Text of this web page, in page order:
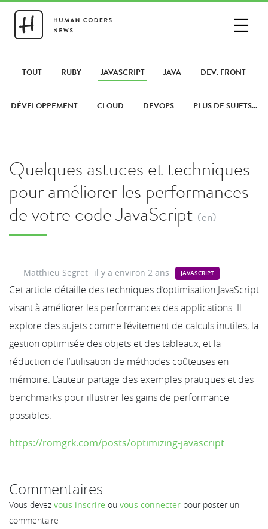
☰
PARTAGER UN LIEN
TOUT RUBY JAVASCRIPT JAVA DEV. FRONT
DÉVELOPPEMENT CLOUD DEVOPS PLUS DE SUJETS...
Quelques astuces et techniques
pour améliorer les performances
de votre code JavaScript (en)
Matthieu Segret il y a environ 2 ans JAVASCRIPT
Cet article détaille des techniques d’optimisation JavaScript
visant à améliorer les performances des applications. Il
explore des sujets comme l’évitement de calculs inutiles, la
gestion optimisée des objets et des tableaux, et la
réduction de l’utilisation de méthodes coûteuses en
mémoire. L’auteur partage des exemples pratiques et des
benchmarks pour illustrer les gains de performance
possibles.
https://romgrk.com/posts/optimizing-javascript
Commentaires
Vous devez vous inscrire ou vous connecter pour poster un
commentaire